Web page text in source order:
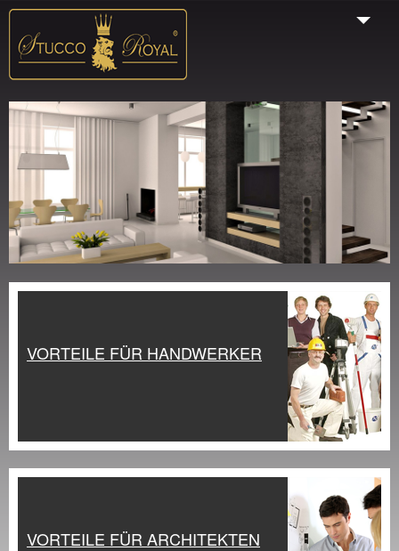
Start
Unternehmen
Produkte
Farbauswahl
Blog
VORTEILE FÜR HANDWERKER
VORTEILE FÜR ARCHITEKTEN